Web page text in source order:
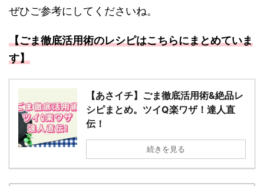
ぜひご参考にしてくださいね。
【ごま徹底活用術のレシピはこちらにまとめていま
す】
【あさイチ】ごま徹底活用術&絶品レ
シピまとめ。ツイQ楽ワザ！達人直
伝！
続きを見る